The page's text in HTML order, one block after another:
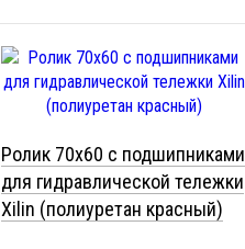
Ролик 70x60 с подшипниками
для гидравлической тележки
Xilin (полиуретан красный)